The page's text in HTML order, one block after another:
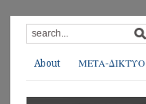
About ΜΕΤΑ-ΔΙΚΤΥΟ